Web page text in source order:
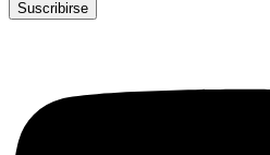
Suscribirse